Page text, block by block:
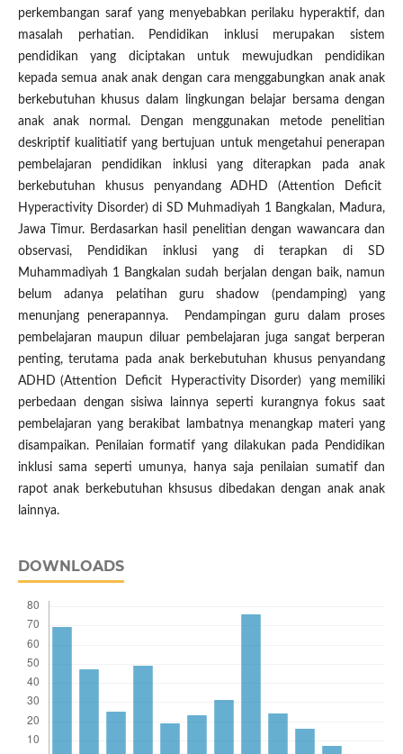
perkembangan saraf yang menyebabkan perilaku hyperaktif, dan
masalah perhatian. Pendidikan inklusi merupakan sistem
pendidikan yang diciptakan untuk mewujudkan pendidikan
kepada semua anak anak dengan cara menggabungkan anak anak
berkebutuhan khusus dalam lingkungan belajar bersama dengan
anak anak normal. Dengan menggunakan metode penelitian
deskriptif kualitiatif yang bertujuan untuk mengetahui penerapan
pembelajaran pendidikan inklusi yang diterapkan pada anak
berkebutuhan khusus penyandang ADHD (Attention Deficit
Hyperactivity Disorder) di SD Muhmadiyah 1 Bangkalan, Madura,
Jawa Timur. Berdasarkan hasil penelitian dengan wawancara dan
observasi, Pendidikan inklusi yang di terapkan di SD
Muhammadiyah 1 Bangkalan sudah berjalan dengan baik, namun
belum adanya pelatihan guru shadow (pendamping) yang
menunjang penerapannya. Pendampingan guru dalam proses
pembelajaran maupun diluar pembelajaran juga sangat berperan
penting, terutama pada anak berkebutuhan khusus penyandang
ADHD (Attention Deficit Hyperactivity Disorder) yang memiliki
perbedaan dengan sisiwa lainnya seperti kurangnya fokus saat
pembelajaran yang berakibat lambatnya menangkap materi yang
disampaikan. Penilaian formatif yang dilakukan pada Pendidikan
inklusi sama seperti umunya, hanya saja penilaian sumatif dan
rapot anak berkebutuhan khsusus dibedakan dengan anak anak
lainnya.
DOWNLOADS